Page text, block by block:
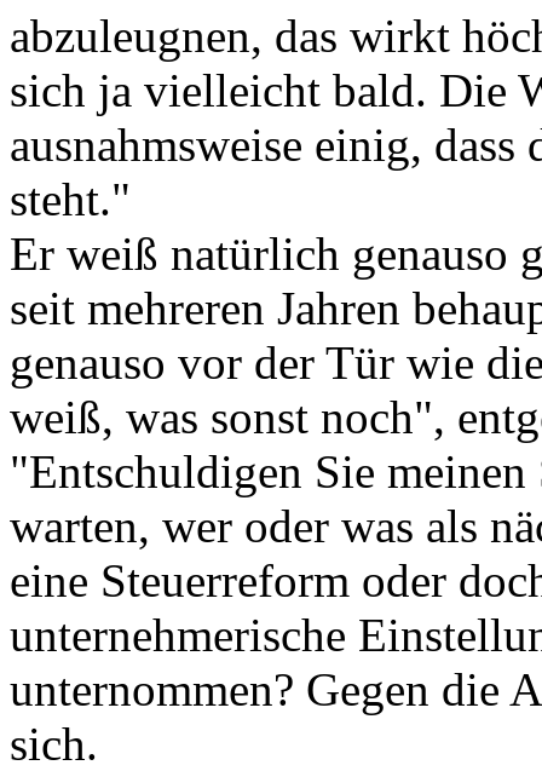
abzuleugnen, das wirkt
sich ja vielleicht bald. Die
ausnahmsweise einig,
steht."
Er weiß natürlich genauso
seit mehreren Jahren
genauso vor der Tür wie
weiß, was sonst noch",
"Entschuldigen Sie meinen
warten, wer oder was als
eine Steuerreform oder
unternehmerische
unternommen? Gegen die
sich.